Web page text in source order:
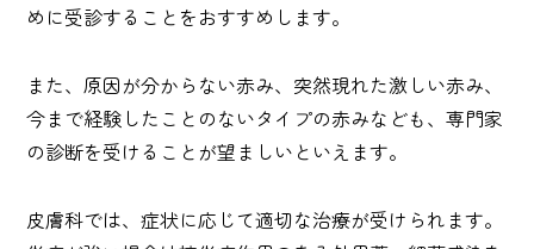
めに受診することをおすすめします。
また、原因が分からない赤み、突然現れた激しい赤み、
今まで経験したことのないタイプの赤みなども、専門家
の診断を受けることが望ましいといえます。
皮膚科では、症状に応じて適切な治療が受けられます。